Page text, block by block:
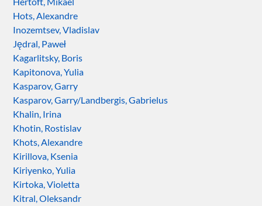
Hots, Alexandre
Inozemtsev, Vladislav
Jędral, Paweł
Kagarlitsky, Boris
Kapitonova, Yulia
Kasparov, Garry
Kasparov, Garry/Landbergis, Gabrielus
Khalin, Irina
Khotin, Rostislav
Khots, Alexandre
Kirillova, Ksenia
Kiriyenko, Yulia
Kirtoka, Violetta
Kitral, Oleksandr